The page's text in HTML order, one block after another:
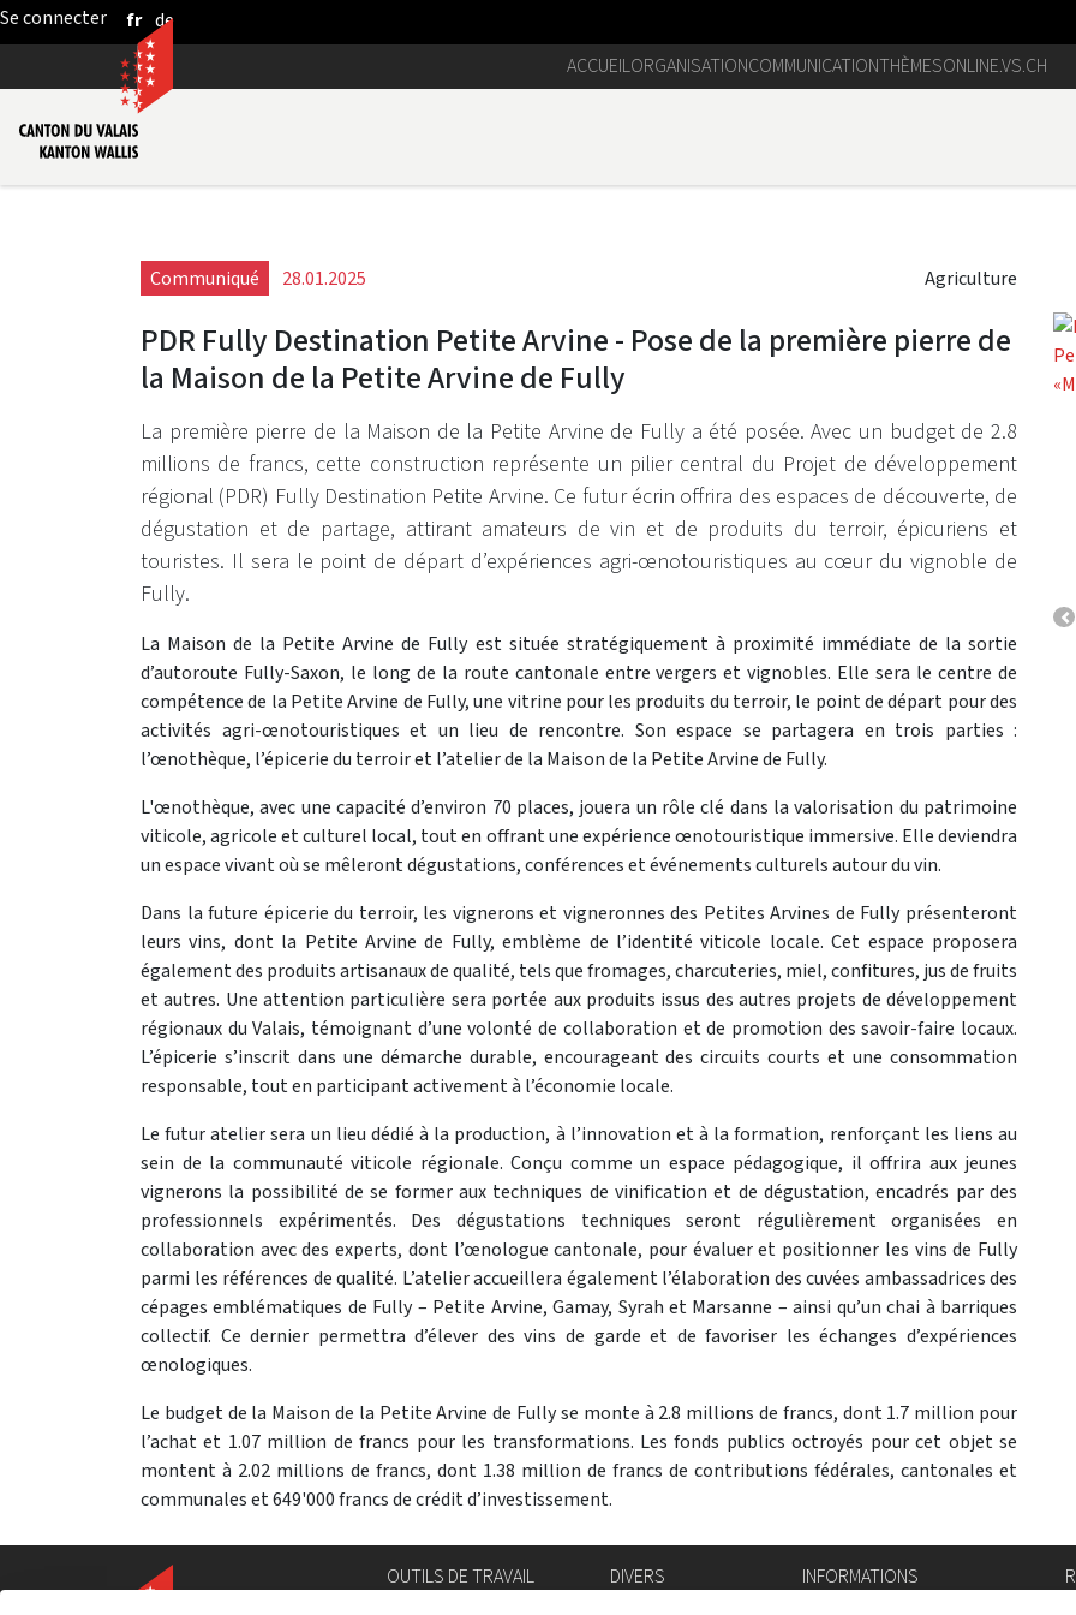
Saut au contenu principal
fr de
ACCUEILORGANISATIONCOMMUNICATIONTHÈMESONLINE.VS.CH
Communiqué 28.01.2025 Agriculture
PDR Fully Destination Petite Arvine - Pose de la première pierre de
la Maison de la Petite Arvine de Fully
La première pierre de la Maison de la Petite Arvine de Fully a été posée. Avec un budget de 2.8
millions de francs, cette construction représente un pilier central du Projet de développement
régional (PDR) Fully Destination Petite Arvine. Ce futur écrin offrira des espaces de découverte, de
dégustation et de partage, attirant amateurs de vin et de produits du terroir, épicuriens et
touristes. Il sera le point de départ d’expériences agri-œnotouristiques au cœur du vignoble de
Fully.
La Maison de la Petite Arvine de Fully est située stratégiquement à proximité immédiate de la sortie
d’autoroute Fully-Saxon, le long de la route cantonale entre vergers et vignobles. Elle sera le centre de
compétence de la Petite Arvine de Fully, une vitrine pour les produits du terroir, le point de départ pour des
activités agri-œnotouristiques et un lieu de rencontre. Son espace se partagera en trois parties :
l’œnothèque, l’épicerie du terroir et l’atelier de la Maison de la Petite Arvine de Fully.
L'œnothèque, avec une capacité d’environ 70 places, jouera un rôle clé dans la valorisation du patrimoine
viticole, agricole et culturel local, tout en offrant une expérience œnotouristique immersive. Elle deviendra
un espace vivant où se mêleront dégustations, conférences et événements culturels autour du vin.
Dans la future épicerie du terroir, les vignerons et vigneronnes des Petites Arvines de Fully présenteront
leurs vins, dont la Petite Arvine de Fully, emblème de l’identité viticole locale. Cet espace proposera
également des produits artisanaux de qualité, tels que fromages, charcuteries, miel, confitures, jus de fruits
et autres. Une attention particulière sera portée aux produits issus des autres projets de développement
régionaux du Valais, témoignant d’une volonté de collaboration et de promotion des savoir-faire locaux.
L’épicerie s’inscrit dans une démarche durable, encourageant des circuits courts et une consommation
responsable, tout en participant activement à l’économie locale.
Le futur atelier sera un lieu dédié à la production, à l’innovation et à la formation, renforçant les liens au
sein de la communauté viticole régionale. Conçu comme un espace pédagogique, il offrira aux jeunes
vignerons la possibilité de se former aux techniques de vinification et de dégustation, encadrés par des
professionnels expérimentés. Des dégustations techniques seront régulièrement organisées en
collaboration avec des experts, dont l’œnologue cantonale, pour évaluer et positionner les vins de Fully
parmi les références de qualité. L’atelier accueillera également l’élaboration des cuvées ambassadrices des
cépages emblématiques de Fully – Petite Arvine, Gamay, Syrah et Marsanne – ainsi qu’un chai à barriques
collectif. Ce dernier permettra d’élever des vins de garde et de favoriser les échanges d’expériences
œnologiques.
Le budget de la Maison de la Petite Arvine de Fully se monte à 2.8 millions de francs, dont 1.7 million pour
l’achat et 1.07 million de francs pour les transformations. Les fonds publics octroyés pour cet objet se
montent à 2.02 millions de francs, dont 1.38 million de francs de contributions fédérales, cantonales et
communales et 649'000 francs de crédit d’investissement.
OUTILS DE TRAVAIL
DIVERS
INFORMATIONS